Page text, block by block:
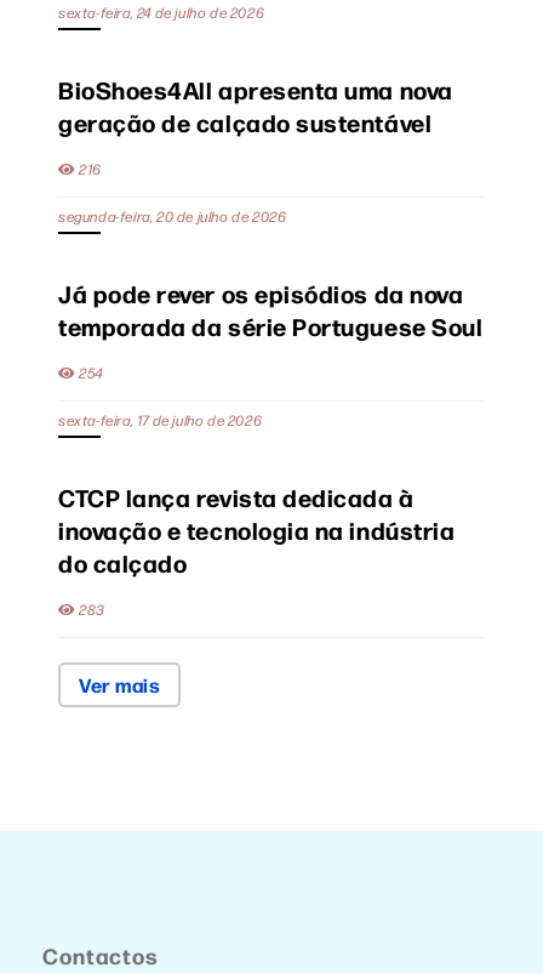
sexta-feira, 24 de julho de 2026
BioShoes4All apresenta uma nova
geração de calçado sustentável
216
segunda-feira, 20 de julho de 2026
Já pode rever os episódios da nova
temporada da série Portuguese Soul
254
sexta-feira, 17 de julho de 2026
CTCP lança revista dedicada à
inovação e tecnologia na indústria
do calçado
283
Ver mais
Contactos